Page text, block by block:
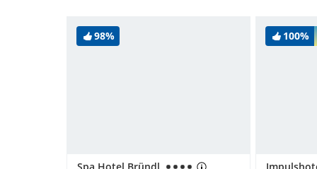
98% 100%